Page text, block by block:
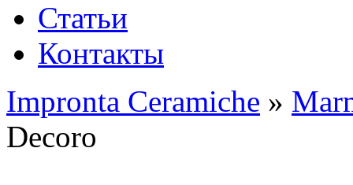
Статьи
Контакты
Impronta Ceramiche »
Decoro